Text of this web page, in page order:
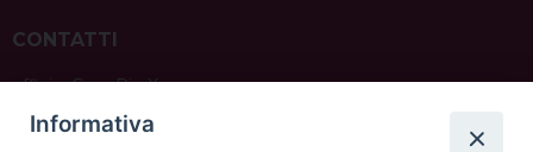
CONTATTI
ufficio: Casa Pio X
via Bonporti, 20 – 35141 Padova
tel: +39 351 619 2354
Informativa